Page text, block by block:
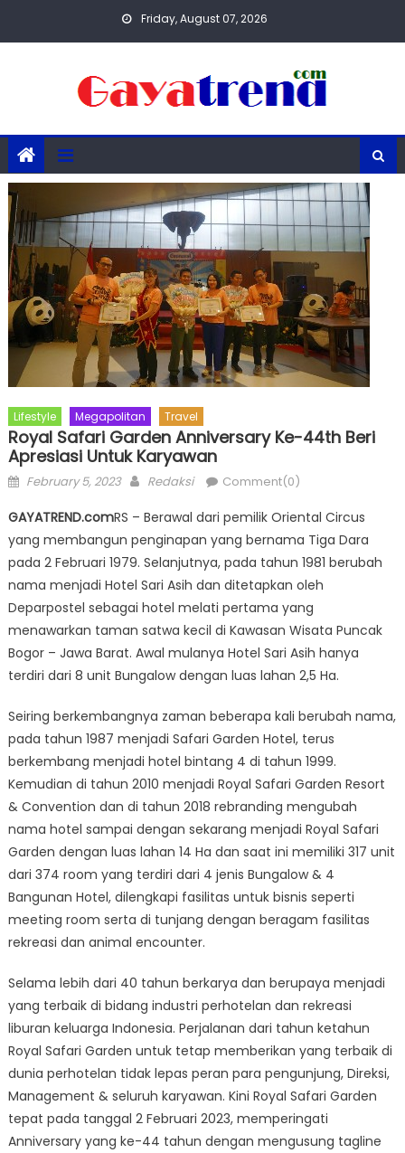
Friday, August 07, 2026
Lifestyle Megapolitan Travel
Royal Safari Garden Anniversary Ke-44th Beri
Apresiasi Untuk Karyawan
Posted
February 5, 2023 Author
Redaksi Comment(0)
GAYATREND.comRS – Berawal dari pemilik Oriental Circus
yang membangun penginapan yang bernama Tiga Dara
pada 2 Februari 1979. Selanjutnya, pada tahun 1981 berubah
nama menjadi Hotel Sari Asih dan ditetapkan oleh
Deparpostel sebagai hotel melati pertama yang
menawarkan taman satwa kecil di Kawasan Wisata Puncak
Bogor – Jawa Barat. Awal mulanya Hotel Sari Asih hanya
terdiri dari 8 unit Bungalow dengan luas lahan 2,5 Ha.
Seiring berkembangnya zaman beberapa kali berubah nama,
pada tahun 1987 menjadi Safari Garden Hotel, terus
berkembang menjadi hotel bintang 4 di tahun 1999.
Kemudian di tahun 2010 menjadi Royal Safari Garden Resort
& Convention dan di tahun 2018 rebranding mengubah
nama hotel sampai dengan sekarang menjadi Royal Safari
Garden dengan luas lahan 14 Ha dan saat ini memiliki 317 unit
dari 374 room yang terdiri dari 4 jenis Bungalow & 4
Bangunan Hotel, dilengkapi fasilitas untuk bisnis seperti
meeting room serta di tunjang dengan beragam fasilitas
rekreasi dan animal encounter.
Selama lebih dari 40 tahun berkarya dan berupaya menjadi
yang terbaik di bidang industri perhotelan dan rekreasi
liburan keluarga Indonesia. Perjalanan dari tahun ketahun
Royal Safari Garden untuk tetap memberikan yang terbaik di
dunia perhotelan tidak lepas peran para pengunjung, Direksi,
Management & seluruh karyawan. Kini Royal Safari Garden
tepat pada tanggal 2 Februari 2023, memperingati
Anniversary yang ke-44 tahun dengan mengusung tagline